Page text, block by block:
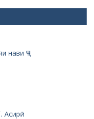
нави ҶТ
Асирӣ